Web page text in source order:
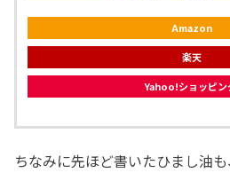
Amazon
楽天
Yahoo!ショッピン
ちなみに先ほど書いたひまし油